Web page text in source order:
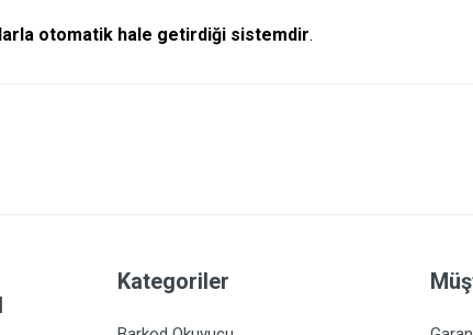
otomatik hale getirdiği sistemdir.
Kategoriler